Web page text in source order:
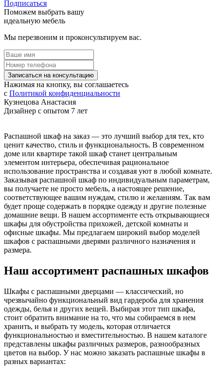
Подписаться
Поможем выбрать вашу
идеальную мебель
Мы перезвоним и проконсультируем вас.
Записаться на консультацию
Нажимая на кнопку, вы соглашаетесь
с Политикой конфиденциальности
Кузнецова Анастасия
Дизайнер с опытом 7 лет
Распашной шкаф на заказ — это лучший выбор для тех, кто
ценит качество, стиль и функциональность. В современном
доме или квартире такой шкаф станет центральным
элементом интерьера, обеспечивая рациональное
использование пространства и создавая уют в любой комнате.
Заказывая распашной шкаф по индивидуальным параметрам,
вы получаете не просто мебель, а настоящее решение,
соответствующее вашим нуждам, стилю и желаниям. Так вам
будет проще содержать в порядке одежду и другие полезные
домашние вещи. В нашем ассортименте есть открывающиеся
шкафы для обустройства прихожей, детской комнаты и
офисные шкафы. Мы предлагаем широкий выбор моделей
шкафов с распашными дверями различного назначения и
размера.
Наш ассортимент распашных шкафов
Шкафы с распашными дверцами — классический, но
чрезвычайно функциональный вид гардероба для хранения
одежды, белья и других вещей. Выбирая этот тип шкафа,
стоит обратить внимание на то, что мы собираемся в нем
хранить, и выбрать ту модель, которая отличается
функциональностью и вместительностью. В нашем каталоге
представлены шкафы различных размеров, разнообразных
цветов на выбор. У нас можно заказать распашные шкафы в
разных вариантах: